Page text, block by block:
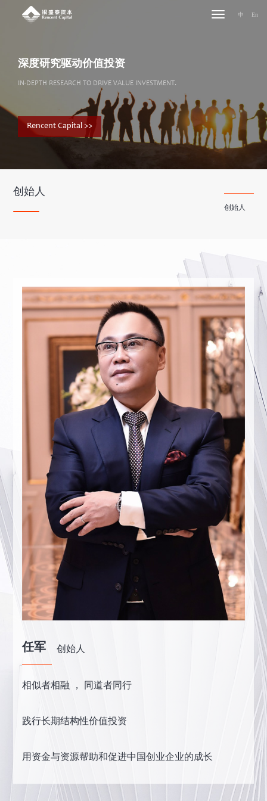
中 En
深度研究驱动价值投资
IN-DEPTH RESEARCH TO DRIVE VALUE INVESTMENT.
Rencent Capital >>
创始人
创始人
任军 创始人
相似者相融 ， 同道者同行
践行长期结构性价值投资
用资金与资源帮助和促进中国创业企业的成长